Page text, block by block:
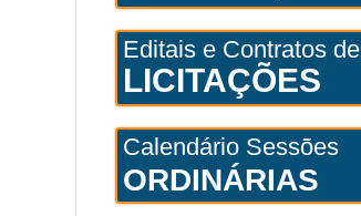
Editais e Contratos de
LICITAÇÕES
Calendário Sessões
ORDINÁRIAS